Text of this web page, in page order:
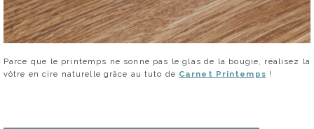
Parce que le printemps ne sonne pas le glas de la bougie, réalisez la
vôtre en cire naturelle grâce au tuto de Carnet Printemps !